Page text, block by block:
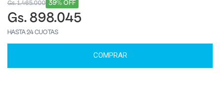
39% OFF
Gs. 1.465.000
Gs. 898.045
HASTA 24 CUOTAS
COMPRAR